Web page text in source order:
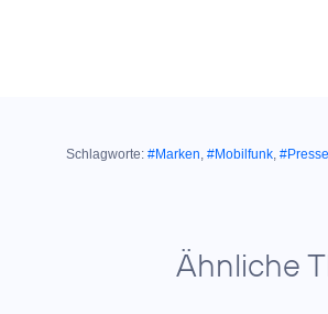
Schlagworte: #Marken, #Mobilfunk,
Ähnliche